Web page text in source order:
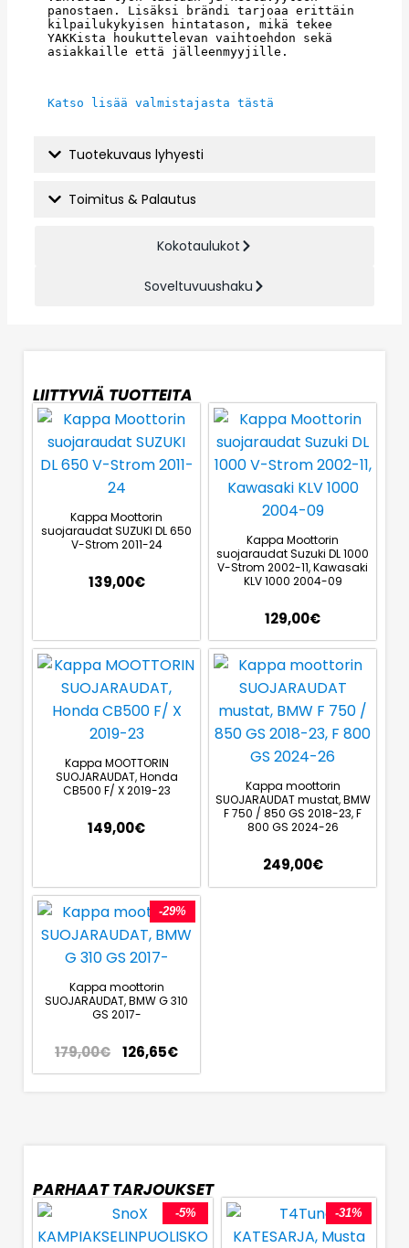
panostaen. Lisäksi brändi tarjoaa erittäin
kilpailukykyisen hintatason, mikä tekee
YAKKista houkuttelevan vaihtoehdon sekä
asiakkaille että jälleenmyyjille.
Katso lisää valmistajasta tästä
Tuotekuvaus lyhyesti
Toimitus & Palautus
Kokotaulukot
Soveltuvuushaku
LIITTYVIÄ TUOTTEITA
Kappa Moottorin
suojaraudat SUZUKI DL 650
V-Strom 2011-24
139,00€
Kappa Moottorin
suojaraudat Suzuki DL 1000
V-Strom 2002-11, Kawasaki
KLV 1000 2004-09
129,00€
Kappa MOOTTORIN
SUOJARAUDAT, Honda
CB500 F/ X 2019-23
149,00€
Kappa moottorin
SUOJARAUDAT mustat, BMW
F 750 / 850 GS 2018-23, F
800 GS 2024-26
249,00€
-29%
Kappa moottorin
SUOJARAUDAT, BMW G 310
GS 2017-
179,00€ 126,65€
PARHAAT TARJOUKSET
-5% -31%